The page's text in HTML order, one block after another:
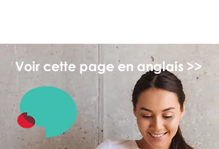
Voir cette page en anglais >>